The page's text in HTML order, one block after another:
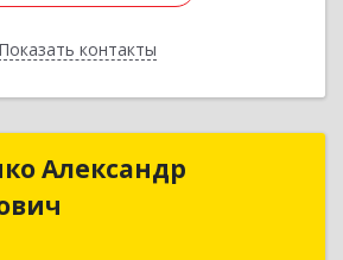
Показать контакты
Назад
Александр
Якименко Александр